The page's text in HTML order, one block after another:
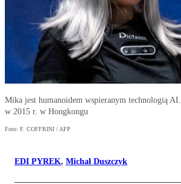
Mika jest humanoidem wspieranym technologią AI.
w 2015 r. w Hongkongu
Foto: F. COFFRINI / AFP
EDI PYREK, Michał Duszczyk